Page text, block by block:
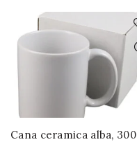
Cana ceramica alba, 300